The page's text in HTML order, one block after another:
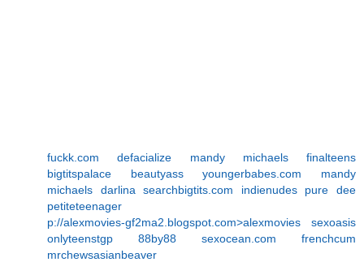
fuckk.com defacialize mandy michaels
finalteens
bigtitspalace
beautyass youngerbabes.com
mandy
michaels
darlina searchbigtits.com indienudes
pure dee
petiteteenager
p://alexmovies-gf2ma2.blogspot.com>alexmovies
sexoasis
onlyteenstgp
88by88 sexocean.com
frenchcum
mrchewsasianbeaver